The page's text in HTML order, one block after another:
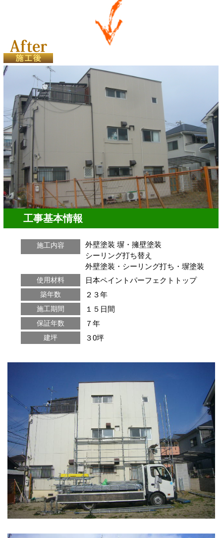
工事基本情報
施工内容 外壁塗装 塀・擁壁塗装
シーリング打ち替え
外壁塗装・シーリング打ち・塀塗装
使用材料 日本ペイントパーフェクトトップ
築年数 ２３年
施工期間 １５日間
保証年数 ７年
建坪 ３0坪